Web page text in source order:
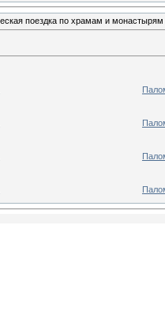
поездка по храмам и монастырям